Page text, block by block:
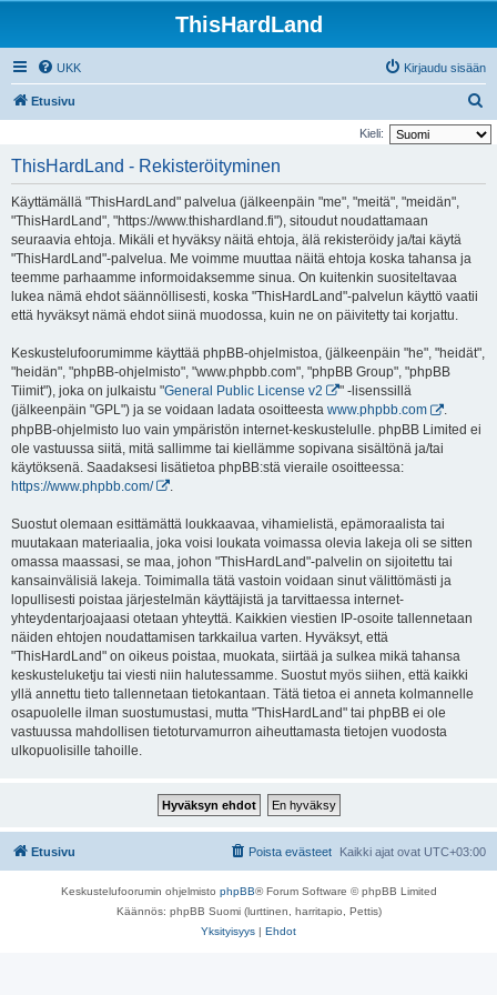
ThisHardLand
UKK Kirjaudu sisään
Etusivu
t
Kieli:
ThisHardLand - Rekisteröityminen
Käyttämällä "ThisHardLand" palvelua (jälkeenpäin "me", "meitä", "meidän",
"ThisHardLand", "https://www.thishardland.fi"), sitoudut noudattamaan
seuraavia ehtoja. Mikäli et hyväksy näitä ehtoja, älä rekisteröidy ja/tai käytä
"ThisHardLand"-palvelua. Me voimme muuttaa näitä ehtoja koska tahansa ja
teemme parhaamme informoidaksemme sinua. On kuitenkin suositeltavaa
lukea nämä ehdot säännöllisesti, koska "ThisHardLand"-palvelun käyttö vaatii
että hyväksyt nämä ehdot siinä muodossa, kuin ne on päivitetty tai korjattu.
Keskustelufoorumimme käyttää phpBB-ohjelmistoa, (jälkeenpäin "he", "heidät",
"heidän", "phpBB-ohjelmisto", "www.phpbb.com", "phpBB Group", "phpBB
Tiimit"), joka on julkaistu "General Public License v2
" -lisenssillä
(jälkeenpäin "GPL") ja se voidaan ladata osoitteesta www.phpbb.com
.
phpBB-ohjelmisto luo vain ympäristön internet-keskustelulle. phpBB Limited ei
ole vastuussa siitä, mitä sallimme tai kiellämme sopivana sisältönä ja/tai
käytöksenä. Saadaksesi lisätietoa phpBB:stä vieraile osoitteessa:
https://www.phpbb.com/
Suostut olemaan esittämättä loukkaavaa, vihamielistä, epämoraalista tai
muutakaan materiaalia, joka voisi loukata voimassa olevia lakeja oli se sitten
omassa maassasi, se maa, johon "ThisHardLand"-palvelin on sijoitettu tai
kansainvälisiä lakeja. Toimimalla tätä vastoin voidaan sinut välittömästi ja
lopullisesti poistaa järjestelmän käyttäjistä ja tarvittaessa internet-
yhteydentarjoajaasi otetaan yhteyttä. Kaikkien viestien IP-osoite tallennetaan
näiden ehtojen noudattamisen tarkkailua varten. Hyväksyt, että
"ThisHardLand" on oikeus poistaa, muokata, siirtää ja sulkea mikä tahansa
keskusteluketju tai viesti niin halutessamme. Suostut myös siihen, että kaikki
yllä annettu tieto tallennetaan tietokantaan. Tätä tietoa ei anneta kolmannelle
osapuolelle ilman suostumustasi, mutta "ThisHardLand" tai phpBB ei ole
vastuussa mahdollisen tietoturvamurron aiheuttamasta tietojen vuodosta
ulkopuolisille tahoille.
Etusivu Kaikki ajat ovat UTC+03:00
Poista evästeet
Keskustelufoorumin ohjelmisto phpBB® Forum Software © phpBB Limited
Käännös: phpBB Suomi (lurttinen, harritapio, Pettis)
Yksityisyys | Ehdot